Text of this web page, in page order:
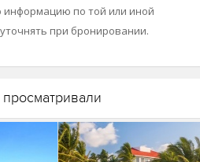
информацию по той или иной
при бронировании.